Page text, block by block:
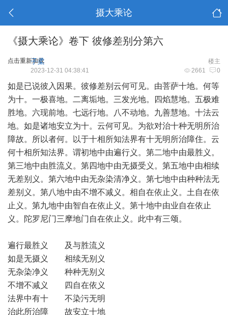
摄大乘论
《摄大乘论》卷下 彼修差别分第六
点击重新加载 楼主
子柔
2661 0
2023-12-31 04:38:41
如是已说彼入因果。彼修差别云何可见。由菩萨十地。何等
为十。一极喜地。二离垢地。三发光地。四焰慧地。五极难
胜地。六现前地。七远行地。八不动地。九善慧地。十法云
地。如是诸地安立为十。云何可见。为欲对治十种无明所治
障故。所以者何。以于十相所知法界有十无明所治障住。云
何十相所知法界。谓初地中由遍行义。第二地中由最胜义。
第三地中由胜流义。第四地中由无摄受义。第五地中由相续
无差别义。第六地中由无杂染清净义。第七地中由种种法无
差别义。第八地中由不增不减义。相自在依止义。土自在依
止义。第九地中由智自在依止义。第十地中由业自在依止
义。陀罗尼门三摩地门自在依止义。此中有三颂。
遍行最胜义 及与胜流义
如是无摄义 相续无别义
无杂染净义 种种无别义
不增不减义 四自在依义
法界中有十 不染污无明
治此所治障 故安立十地